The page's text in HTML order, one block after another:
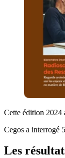
Cette édition 2024
Cegos a interrogé
Les